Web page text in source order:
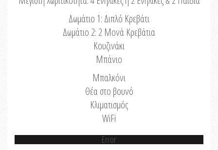
Δωμάτιο 1: Διπλό Κρεβάτι
Δωμάτιο 2: 2 Μονά Κρεβάτια
Κουζινάκι
Μπάνιο
Μπαλκόνι
Θέα στο βουνό
Κλιματισμός
WiFi
Error